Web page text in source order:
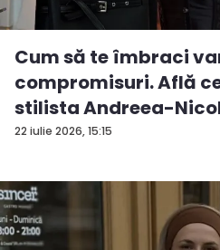
22 iulie 2026, 15:15
Cum să te îmbraci
compromisuri. Află
stilista Andreea-